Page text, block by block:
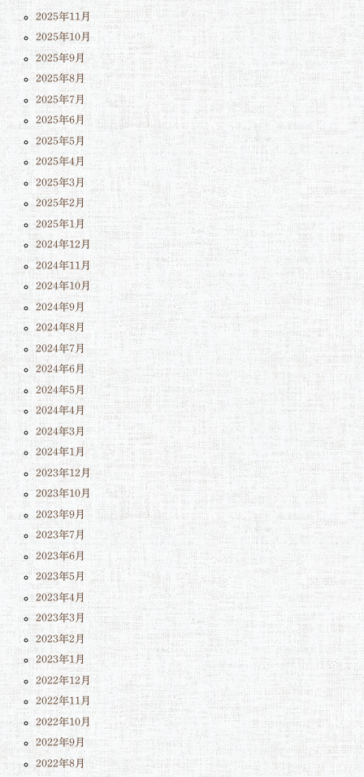
2025年11月
2025年10月
2025年9月
2025年8月
2025年7月
2025年6月
2025年5月
2025年4月
2025年3月
2025年2月
2025年1月
2024年12月
2024年11月
2024年10月
2024年9月
2024年8月
2024年7月
2024年6月
2024年5月
2024年4月
2024年3月
2024年1月
2023年12月
2023年10月
2023年9月
2023年7月
2023年6月
2023年5月
2023年4月
2023年3月
2023年2月
2023年1月
2022年12月
2022年11月
2022年10月
2022年9月
2022年8月